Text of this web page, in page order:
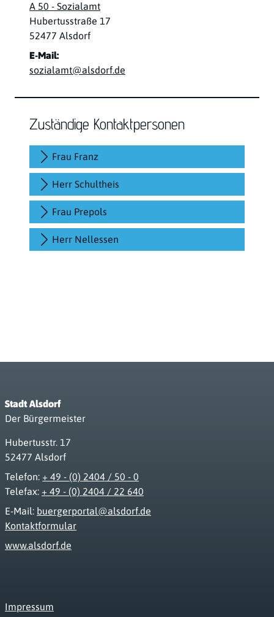
A 50 - Sozialamt
Straße:
Hubertusstraße Hausnummer:
17
PLZ:
52477 Ort:
Alsdorf
E-Mail:
sozialamt@alsdorf.de
Zuständige Kontaktpersonen
Frau Franz
Herr Schultheis
Frau Prepols
Herr Nellessen
Stadt Alsdorf
Der Bürgermeister
Hubertusstr. 17
52477 Alsdorf
Telefon: + 49 - (0) 2404 / 50 - 0
Telefax: + 49 - (0) 2404 / 22 640
E-Mail: buergerportal@alsdorf.de
Kontaktformular
www.alsdorf.de
Impressum